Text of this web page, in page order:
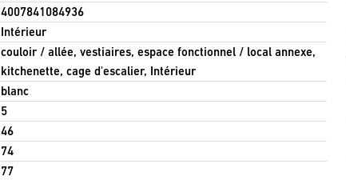
4007841084936
Intérieur
couloir / allée, vestiaires, espace fonctionnel / local annexe,
kitchenette, cage d'escalier, Intérieur
blanc
5
46
74
77